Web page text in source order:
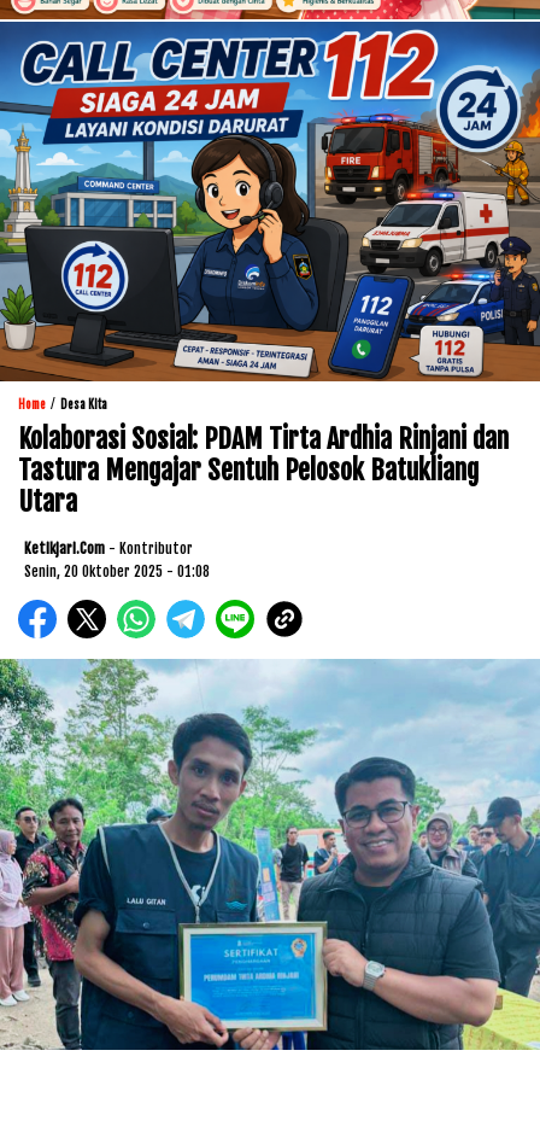
Home / Desa Kita
Kolaborasi Sosial: PDAM Tirta Ardhia Rinjani dan
Tastura Mengajar Sentuh Pelosok Batukliang
Utara
Ketikjari.com - Kontributor
Senin, 20 Oktober 2025 - 01:08